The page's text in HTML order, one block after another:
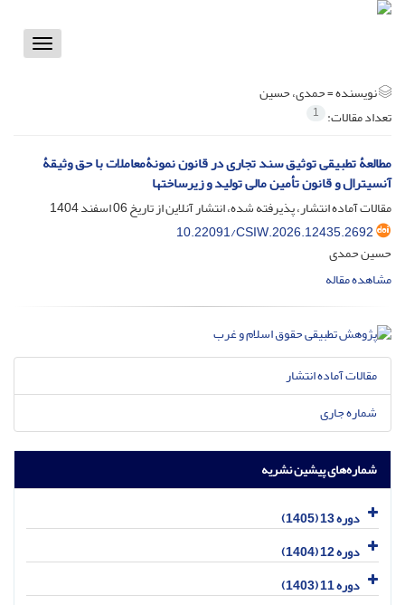
Toggle
نویسنده =حمدی، حسین
تعداد مقالات: 1
مطالعۀ تطبیقی توثیق سند تجاری در قانون نمونۀمعاملات با حق وثیقۀ
آنسیترال و قانون تأمین مالی تولید و زیرساختها
مقالات آماده انتشار، پذیرفته شده، انتشار آنلاین از تاریخ06 اسفند 1404
10.22091/CSIW.2026.12435.2692
حسین حمدی
مشاهده مقاله
مقالات آماده انتشار
شماره جاری
شماره‌های پیشین نشریه
دوره 13 (1405)
دوره 12 (1404)
دوره 11 (1403)